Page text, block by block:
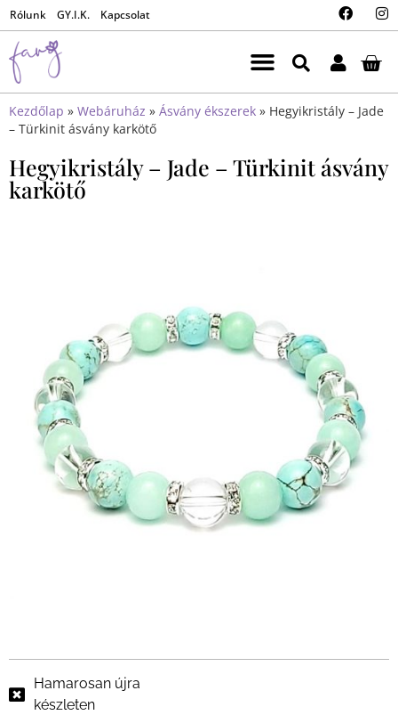
Rólunk GY.I.K. Kapcsolat
Kezdőlap » Webáruház » Ásvány ékszerek » Hegyikristály – Jade
– Türkinit ásvány karkötő
Hegyikristály – Jade – Türkinit ásvány
karkötő
Hamarosan újra
készleten